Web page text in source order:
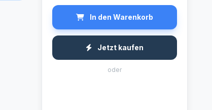
In den Warenkorb
Jetzt kaufen
oder